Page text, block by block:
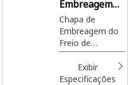
Embreagem
com 327,5 mm
de Diâmetro
Chapa de
Embreagem do
Freio de
Transmissão
Cat® com 6,25
mm de
Exibir
Especificações